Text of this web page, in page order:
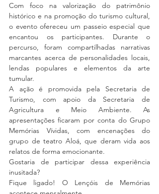
Com foco na valorização do patrimônio
histórico e na promoção do turismo cultural,
o evento ofereceu um passeio especial que
encantou os participantes. Durante o
percurso, foram compartilhadas narrativas
marcantes acerca de personalidades locais,
lendas populares e elementos da arte
tumular.
A ação é promovida pela Secretaria de
Turismo, com apoio da Secretaria de
Agricultura e Meio Ambiente. As
apresentações ficaram por conta do Grupo
Memórias Vívidas, com encenações do
grupo de teatro Aloá, que deram vida aos
relatos de forma emocionante.
Gostaria de participar dessa experiência
inusitada?
Fique ligado! O Lençóis de Memórias